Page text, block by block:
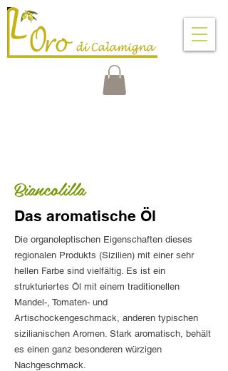
Biancolilla
Das aromatische Öl
Die organoleptischen Eigenschaften dieses
regionalen Produkts (Sizilien) mit einer sehr
hellen Farbe sind vielfältig. Es ist ein
strukturiertes Öl mit einem traditionellen
Mandel-, Tomaten- und
Artischockengeschmack, anderen typischen
sizilianischen Aromen. Stark aromatisch, behält
es einen ganz besonderen würzigen
Nachgeschmack.